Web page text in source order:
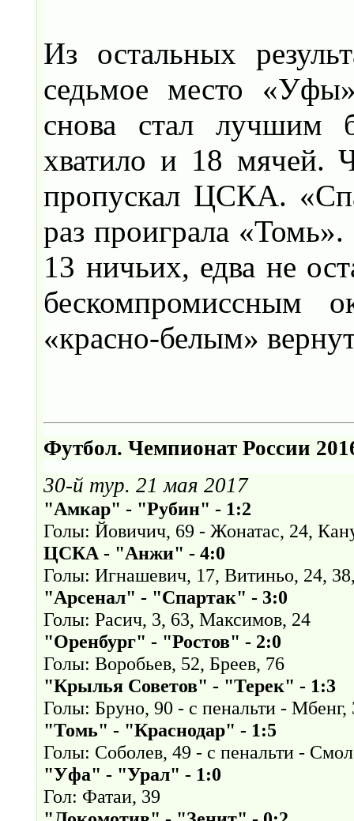
Из остальных
седьмое место
снова стал лучшим
хватило и 18 мячей.
пропускал ЦСКА.
раз проиграла
13 ничьих, едва не
бескомпромиссным
«красно-белым»
Футбол. Чемпионат России
30-й тур. 21 мая 2017
"Амкар" - "Рубин" - 1:2
Голы: Йовичич, 69 - Жонатас, 24,
ЦСКА - "Анжи" - 4:0
Голы: Игнашевич, 17, Витиньо, 24,
"Арсенал" - "Спартак" - 3:0
Голы: Расич, 3, 63, Максимов, 24
"Оренбург" - "Ростов" - 2:0
Голы: Воробьев, 52, Бреев, 76
"Крылья Советов" - "Терек" - 1:3
Голы: Бруно, 90 - с пенальти -
"Томь" - "Краснодар" - 1:5
Голы: Соболев, 49 - с пенальти -
"Уфа" - "Урал" - 1:0
Гол: Фатаи, 39